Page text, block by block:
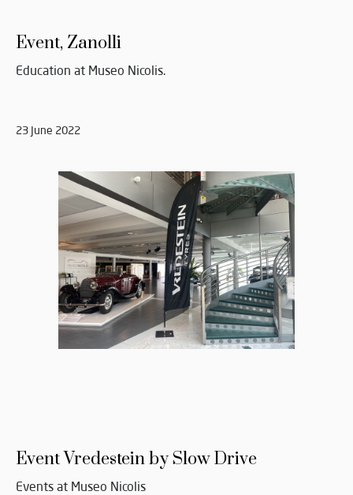
Event, Zanolli
Education at Museo Nicolis.
23 June 2022
Event Vredestein by Slow Drive
Events at Museo Nicolis